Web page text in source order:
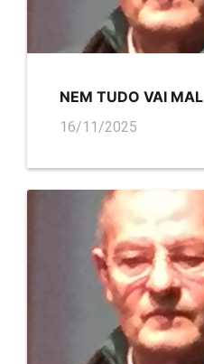
NEM TUDO VAI MAL
16/11/2025